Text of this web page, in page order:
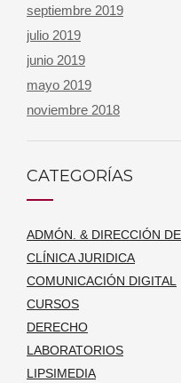
septiembre 2019
julio 2019
junio 2019
mayo 2019
noviembre 2018
CATEGORÍAS
ADMÓN. & DIRECCIÓN
CLÍNICA JURIDICA
COMUNICACIÓN DIGITAL
CURSOS
DERECHO
LABORATORIOS
LIPSIMEDIA